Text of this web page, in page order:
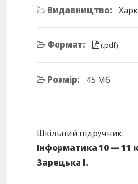
Видавництво:
Формат: (.pdf)
Розмір: 45 Мб
Шкільний підручник:
Інформатика 10 — 11
Зарецька І.